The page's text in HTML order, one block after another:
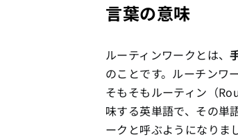
言葉の意味
ルーティンワークとは、
のことです。ルーチンワ
そもそもルーティン（
味する英単語で、その単
ークと呼ぶようになりま